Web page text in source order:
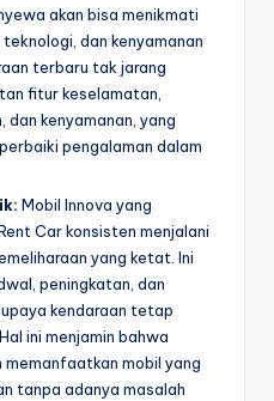
akan bisa menikmati
dan kenyamanan
terbaru tak jarang
fitur keselamatan,
dan kenyamanan, yang
pengalaman dalam
Mobil Innova yang
Car konsisten menjalani
yang ketat. Ini
peningkatan, dan
kendaraan tetap
ini menjamin bahwa
mobil yang
tanpa adanya masalah